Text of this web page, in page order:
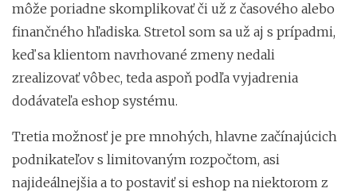
môže poriadne skomplikovať či už z časového alebo
finančného hľadiska. Stretol som sa už aj s prípadmi,
keď sa klientom navrhované zmeny nedali
zrealizovať vôbec, teda aspoň podľa vyjadrenia
dodávateľa eshop systému.
Tretia možnosť je pre mnohých, hlavne začínajúcich
podnikateľov s limitovaným rozpočtom, asi
najideálnejšia a to postaviť si eshop na niektorom z